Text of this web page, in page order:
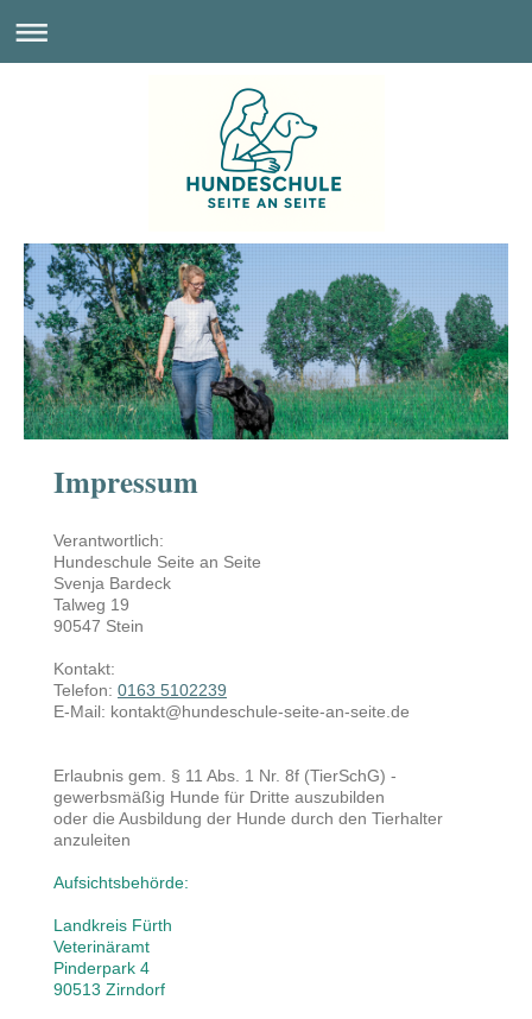
Impressum
Verantwortlich:
Hundeschule Seite an Seite
Svenja Bardeck
Talweg 19
90547 Stein
Kontakt:
Telefon: 0163 5102239
E-Mail: kontakt@hundeschule-seite-an-seite.de
Erlaubnis gem. § 11 Abs. 1 Nr. 8f (TierSchG) -
gewerbsmäßig Hunde für Dritte auszubilden
oder die Ausbildung der Hunde durch den Tierhalter
anzuleiten
Aufsichtsbehörde:
Landkreis Fürth
Veterinäramt
Pinderpark 4
90513 Zirndorf